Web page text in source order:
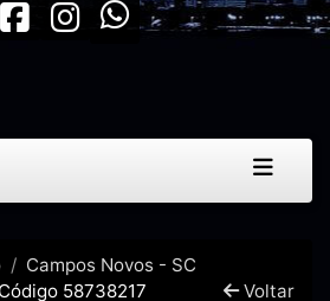
Campos Novos - SC
Código 58738217 Voltar